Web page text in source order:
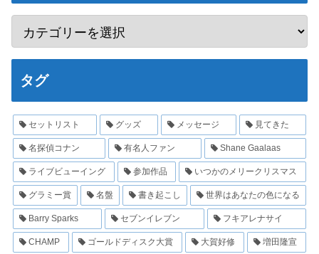
タグ
セットリスト グッズ メッセージ 見てきた
名探偵コナン 有名人ファン Shane Gaalaas
ライブビューイング 参加作品 いつかのメリークリスマス
グラミー賞 名盤 書き起こし 世界はあなたの色になる
Barry Sparks セブンイレブン フキアレナサイ
CHAMP ゴールドディスク大賞 大賀好修 増田隆宣